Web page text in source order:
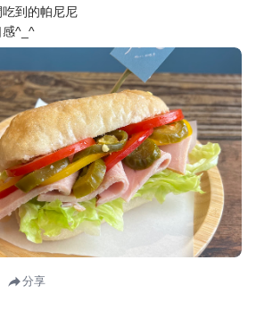
到的帕尼尼
感^_^
分享